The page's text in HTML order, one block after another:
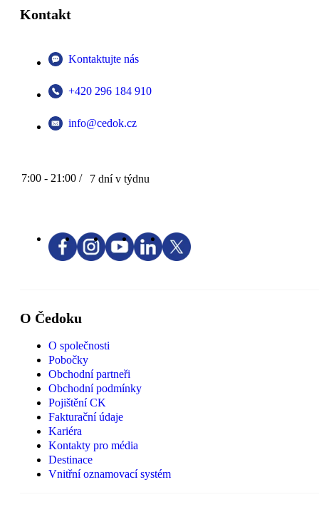
Kontakt
Kontaktujte nás
+420 296 184 910
info@cedok.cz
7:00 - 21:00 / 7 dní v týdnu
O Čedoku
O společnosti
Pobočky
Obchodní partneři
Obchodní podmínky
Pojištění CK
Fakturační údaje
Kariéra
Kontakty pro média
Destinace
Vnitřní oznamovací systém